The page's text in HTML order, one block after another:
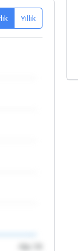
Yıllık